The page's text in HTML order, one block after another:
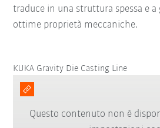
traduce in una struttura spessa e
ottime proprietà meccaniche.
KUKA Gravity Die Casting Line
Questo contenuto non è